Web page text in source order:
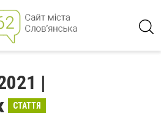
|
СТАТТЯ